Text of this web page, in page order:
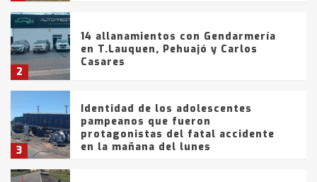
2
14 allanamientos con Gendarmería
en T.Lauquen, Pehuajó y Carlos
Casares
3
Identidad de los adolescentes
pampeanos que fueron
protagonistas del fatal accidente
en la mañana del lunes